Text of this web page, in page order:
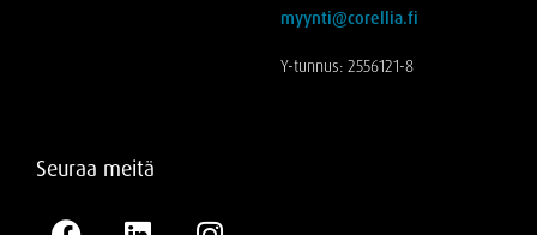
myynti@corellia.fi
Y-tunnus: 2556121-8
Seuraa meitä